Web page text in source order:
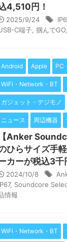
4,510円！
2025/9/24
C端子 掴んでGO
Android Apple PC
WiFi・Network・BT
ガジェット・デジモノ
ニュース 周辺機器
【Anker
ひらサイズ手
カーが税込3千
2024/10/8
, Soundcore
情報
WiFi・Network・BT